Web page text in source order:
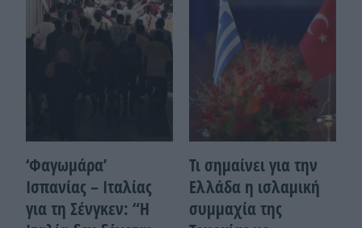
‘Φαγωμάρα’
Ισπανίας – Ιταλίας
για τη Σένγκεν: “Η
Τι σημαίνει για την
Ελλάδα η ισλαμική
συμμαχία της